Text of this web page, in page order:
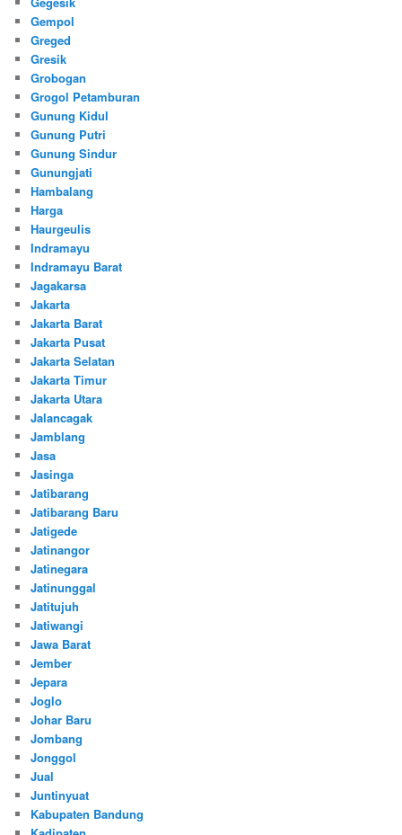
Gempol
Greged
Gresik
Grobogan
Grogol Petamburan
Gunung Kidul
Gunung Putri
Gunung Sindur
Gunungjati
Hambalang
Harga
Haurgeulis
Indramayu
Indramayu Barat
Jagakarsa
Jakarta
Jakarta Barat
Jakarta Pusat
Jakarta Selatan
Jakarta Timur
Jakarta Utara
Jalancagak
Jamblang
Jasa
Jasinga
Jatibarang
Jatibarang Baru
Jatigede
Jatinangor
Jatinegara
Jatinunggal
Jatitujuh
Jatiwangi
Jawa Barat
Jember
Jepara
Joglo
Johar Baru
Jombang
Jonggol
Jual
Juntinyuat
Kabupaten Bandung